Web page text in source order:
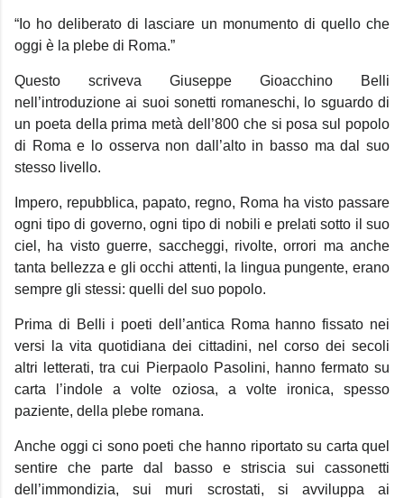
“Io ho deliberato di lasciare un monumento di quello che
oggi è la plebe di Roma.”
Questo scriveva Giuseppe Gioacchino Belli
nell’introduzione ai suoi sonetti romaneschi, lo sguardo di
un poeta della prima metà dell’800 che si posa sul popolo
di Roma e lo osserva non dall’alto in basso ma dal suo
stesso livello.
Impero, repubblica, papato, regno, Roma ha visto passare
ogni tipo di governo, ogni tipo di nobili e prelati sotto il suo
ciel, ha visto guerre, saccheggi, rivolte, orrori ma anche
tanta bellezza e gli occhi attenti, la lingua pungente, erano
sempre gli stessi: quelli del suo popolo.
Prima di Belli i poeti dell’antica Roma hanno fissato nei
versi la vita quotidiana dei cittadini, nel corso dei secoli
altri letterati, tra cui Pierpaolo Pasolini, hanno fermato su
carta l’indole a volte oziosa, a volte ironica, spesso
paziente, della plebe romana.
Anche oggi ci sono poeti che hanno riportato su carta quel
sentire che parte dal basso e striscia sui cassonetti
dell’immondizia, sui muri scrostati, si avviluppa ai